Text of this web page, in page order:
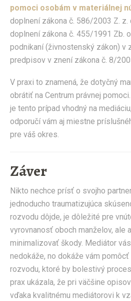
pomoci osobám v materiálnej
doplnení zákona č. 586/2003 Z. z.
doplnení zákona č. 455/1991 Zb.
podnikaní (živnostenský zákon) v
predpisov v znení zákona č. 8/
V praxi to znamená, že dotyčný
obrátiť na Centrum právnej
je tento prípad vhodný na
odporučí vám aj miestne
pre váš okres.
Záver
Nikto nechce prísť o svojho
jednoducho traumatizujúca
rozvodu dôjde, je dôležité pre
vyrovnanosť oboch manželov, ale
minimalizovať škody. Mediátor
nedokáže, no dokáže vám
rozvodu, ktoré by bolestivý
prax ukázala, že pri väčšine
vďaka kvalitnému mediátorovi k